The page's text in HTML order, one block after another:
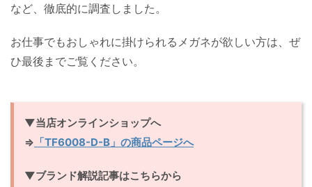
など、徹底的に調査しました。
お仕事でもおしゃれに掛けられるメガネが欲しい方は、ぜ
ひ最後までご覧ください。
▼当店オンラインショップへ
⇒ 「TF6008-D-B」の商品ページへ
▼ブランド解説記事はこちらから